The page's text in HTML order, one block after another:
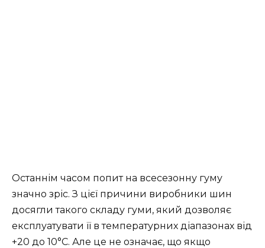
Останнім часом попит на всесезонну гуму
значно зріс. З цієї причини виробники шин
досягли такого складу гуми, який дозволяє
експлуатувати її в температурних діапазонах від
+20 до 10°C. Але це не означає, що якщо